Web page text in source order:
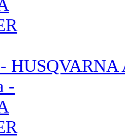
HUSQVARNA